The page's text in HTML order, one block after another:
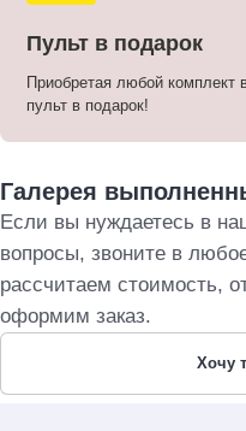
Пульт в подарок
Приобретая любой комплект
пульт в подарок!
Галерея
Если вы нуждаетесь в
вопросы, звоните в
рассчитаем стоимость,
оформим заказ.
Хочу